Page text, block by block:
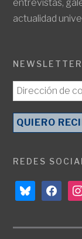
entrevistas,
actualidad
NEWSLETTER
REDES
bluesky